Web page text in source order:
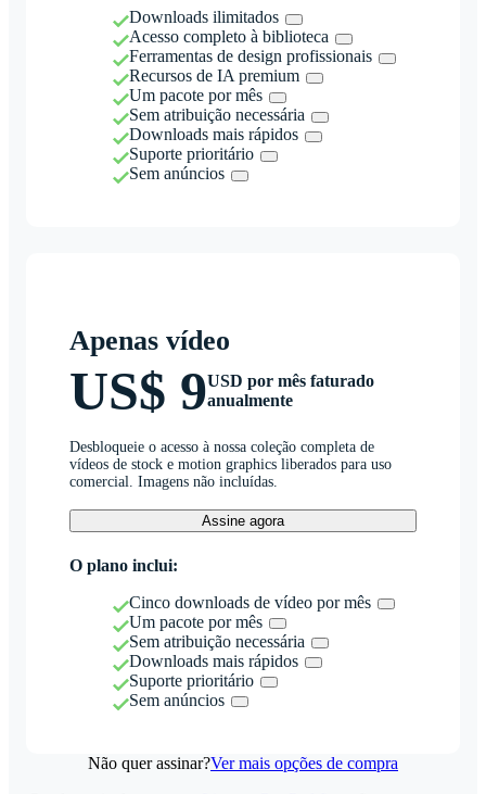
Downloads ilimitados
Acesso completo à biblioteca
Ferramentas de design profissionais
Recursos de IA premium
Um pacote por mês
Sem atribuição necessária
Downloads mais rápidos
Suporte prioritário
Sem anúncios
Apenas vídeo
US$ 9USD por mês faturado
anualmente
Desbloqueie o acesso à nossa coleção completa de
vídeos de stock e motion graphics liberados para uso
comercial. Imagens não incluídas.
Assine agora
O plano inclui:
Cinco downloads de vídeo por mês
Um pacote por mês
Sem atribuição necessária
Downloads mais rápidos
Suporte prioritário
Sem anúncios
Não quer assinar?Ver mais opções de compra